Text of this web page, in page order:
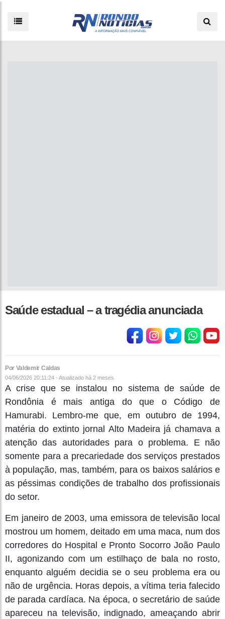
Saúde estadual – a tragédia anunciada
Por Valdemir Caldas
04/06/2026 20:11:24 - Atualizado há 2 meses
A crise que se instalou no sistema de saúde de
Rondônia é mais antiga do que o Código de
Hamurabi. Lembro-me que, em outubro de 1994,
matéria do extinto jornal Alto Madeira já chamava a
atenção das autoridades para o problema. E não
somente para a precariedade dos serviços prestados
à população, mas, também, para os baixos salários e
as péssimas condições de trabalho dos profissionais
do setor.
Em janeiro de 2003, uma emissora de televisão local
mostrou um homem, deitado em uma maca, num dos
corredores do Hospital e Pronto Socorro João Paulo
II, agonizando com um estilhaço de bala no rosto,
enquanto alguém decidia se o seu problema era ou
não de urgência. Horas depois, a vítima teria falecido
de parada cardíaca. Na época, o secretário de saúde
apareceu na televisão, indignado, ameaçando abrir